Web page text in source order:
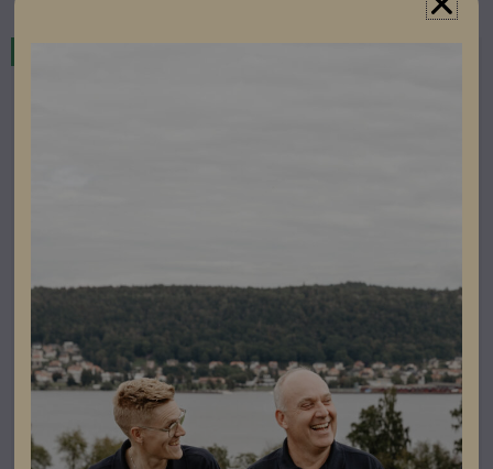
Elbilsladdning
Zaptec Pro MID
Artikelnummer: 604016